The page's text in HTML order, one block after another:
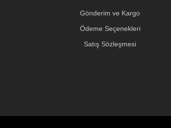
Gönderim ve Kargo
Ödeme Seçenekleri
Satış Sözleşmesi